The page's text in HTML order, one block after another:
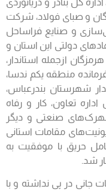
کل بنادر و دریانوردی
و صبای فولاد، شرکت
و صنایع فراساحل
دولتی این استان و
ازجمله استاندار،
منطقه یکم ندسا،
شهرستان بندرعباس،
تعاون، کار و رفاه
صنعتی و دیگر
مقامات استانی
حریق با موفقیت به
شد.
جانی در پی نداشته و با